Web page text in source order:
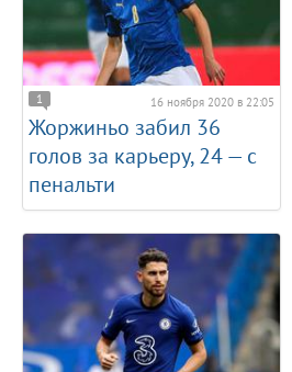
1 16 ноября 2020 в 22:05
Жоржиньо забил 36
голов за карьеру, 24 — с
пенальти